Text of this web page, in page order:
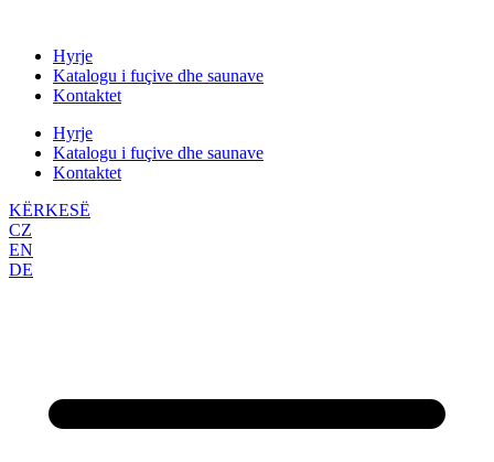
contentHyrje
Katalogu i fuçive dhe saunave
Kontaktet
Hyrje
Katalogu i fuçive dhe saunave
Kontaktet
KËRKESË
CZ
EN
DE